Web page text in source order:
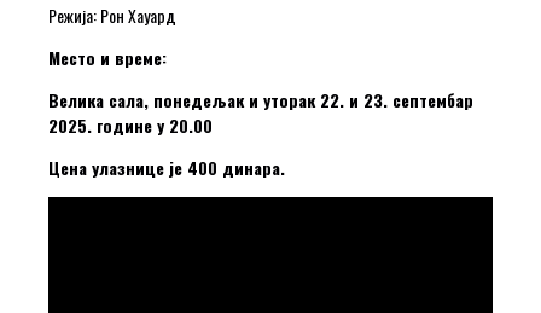
Режија: Рон Хауард
Место и време:
Велика сала, понедељак и уторак 22. и 23. септембар
2025. године у 20.00
Цена улазнице је 400 динара.